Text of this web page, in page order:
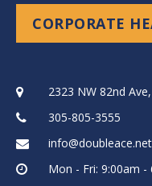
CORPORATE
2323 NW 82nd
305-805-3555
info@doubleace.net
Mon - Fri: 9:00am -